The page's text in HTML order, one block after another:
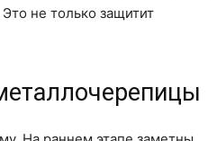
не только защитит